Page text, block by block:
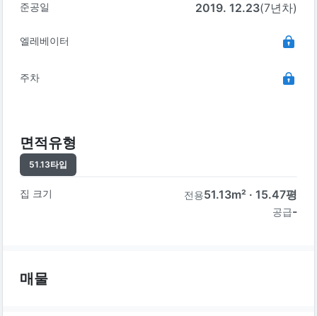
준공일 2019. 12.23(7년차)
엘레베이터
주차
면적유형
51.13타입
집 크기 전용51.13m² · 15.47평
공급-
매물